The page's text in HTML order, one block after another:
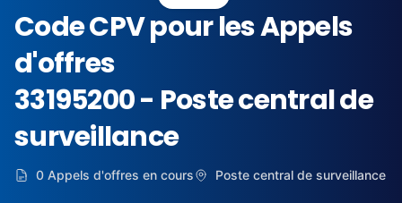
Code CPV pour les Appels
d'offres
33195200 - Poste central de
surveillance
0 Appels d'offres en cours Poste central de surveillance